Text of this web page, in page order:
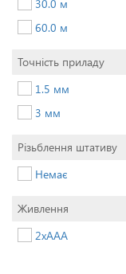
60.0 м
Точність приладу
1.5 мм
3 мм
Різьблення штативу
Немає
Живлення
2xAAA